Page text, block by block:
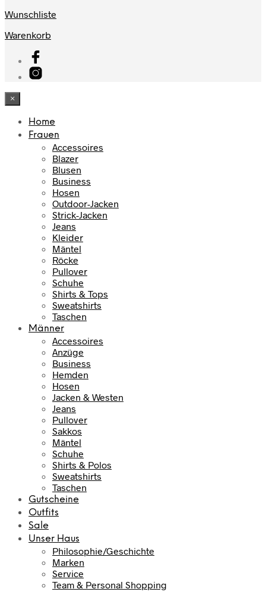
Wunschliste
Warenkorb
×
Home
Frauen
Accessoires
Blazer
Blusen
Business
Hosen
Outdoor-Jacken
Strick-Jacken
Jeans
Kleider
Mäntel
Röcke
Pullover
Schuhe
Shirts & Tops
Sweatshirts
Taschen
Männer
Accessoires
Anzüge
Business
Hemden
Hosen
Jacken & Westen
Jeans
Pullover
Sakkos
Mäntel
Schuhe
Shirts & Polos
Sweatshirts
Taschen
Gutscheine
Outfits
Sale
Unser Haus
Philosophie/Geschichte
Marken
Service
Team & Personal Shopping